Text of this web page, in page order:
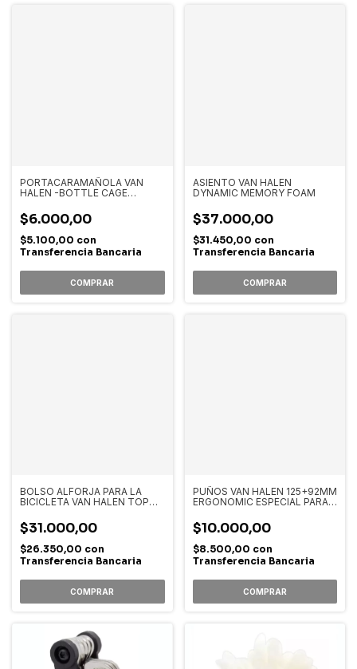
PORTACARAMAÑOLA VAN
HALEN -BOTTLE CAGE
$6.000,00
$5.100,00 con
Transferencia Bancaria
ASIENTO VAN HALEN
DYNAMIC MEMORY FOAM
$37.000,00
$31.450,00 con
Transferencia Bancaria
BOLSO ALFORJA PARA LA
BICICLETA VAN HALEN TOP
$31.000,00
$26.350,00 con
Transferencia Bancaria
PUÑOS VAN HALEN 125+92MM
ERGONOMIC ESPECIAL PARA
CAMBIOS REVOSHIFT
$10.000,00
$8.500,00 con
Transferencia Bancaria